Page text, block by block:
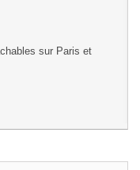
sur Paris et